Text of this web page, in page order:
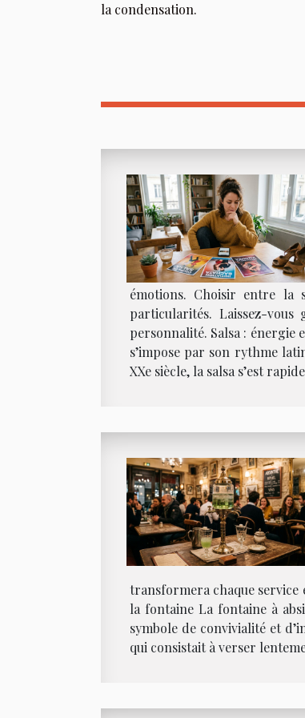
la condensation.
émotions. Choisir entre la
particularités. Laissez-
personnalité. Salsa : énergie
s’impose par son rythme
XXe siècle, la salsa s’est
transformera chaque service
la fontaine La fontaine à
symbole de convivialité et
qui consistait à verser